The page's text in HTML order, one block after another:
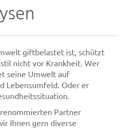
giftbelastet ist, schützt
nicht vor Krankheit. Wer
seine Umwelt auf
Lebensumfeld. Oder er
Partner
Ihnen gern diverse